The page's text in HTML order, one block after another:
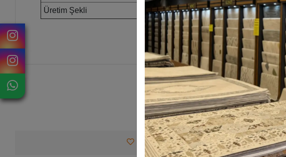
Üretim Şekli
Makina Halısı
Favorilerime Ekle Tavsiye Et Yorum